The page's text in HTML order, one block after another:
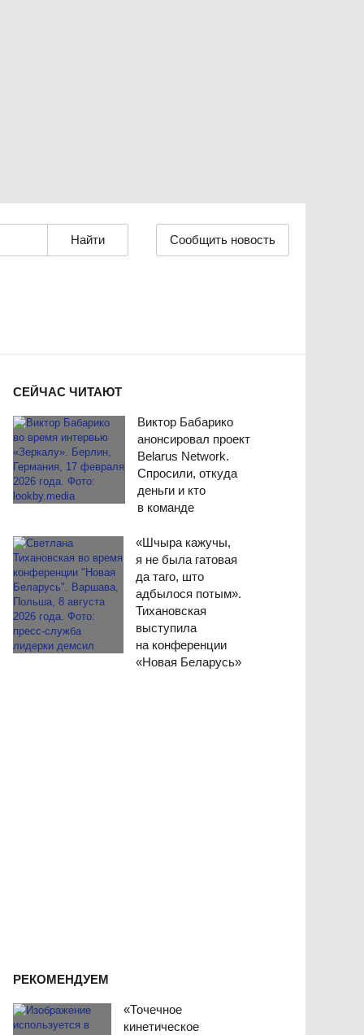
Сообщить новость
СЕЙЧАС ЧИТАЮТ
Виктор Бабарико
анонсировал проект
Belarus Network.
Спросили, откуда
деньги и кто
в команде
«Шчыра кажучы,
я не была гатовая
да таго, што
адбылося потым».
Тихановская
выступила
на конференции
«Новая Беларусь»
РЕКОМЕНДУЕМ
«Точечное
кинетическое